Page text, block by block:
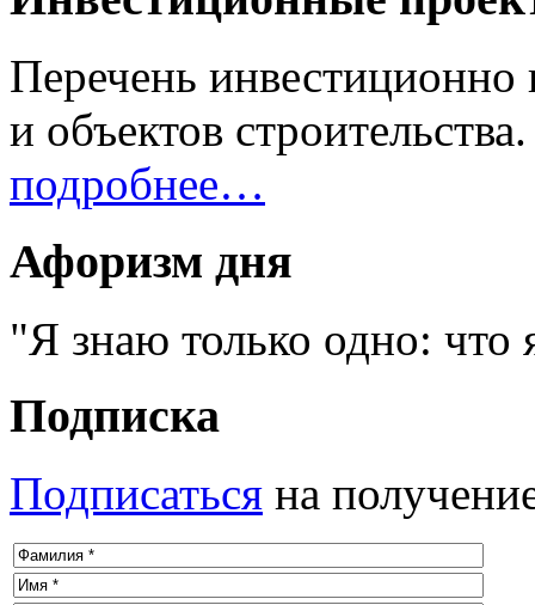
Перечень инвестиционно
и объектов строительства.
подробнее…
Афоризм дня
Я знаю только одно: что
Подписка
Подписаться на